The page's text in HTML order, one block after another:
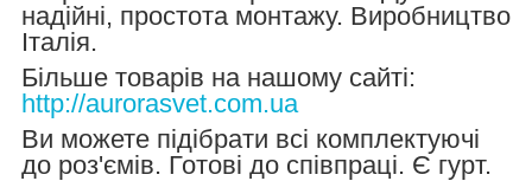
надійні, простота монтажу. Виробництво
Італія.
Більше товарів на нашому сайті:
http://aurorasvet.com.ua
Ви можете підібрати всі комплектуючі
до роз'ємів. Готові до співпраці. Є гурт.